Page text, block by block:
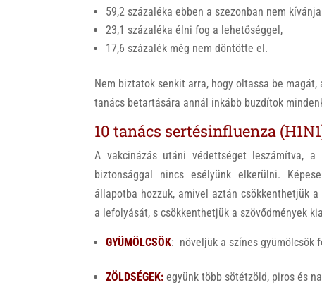
59,2 százaléka ebben a szezonban nem
23,1 százaléka élni fog a lehetőséggel,
17,6 százalék még nem döntötte el.
Nem biztatok senkit arra, hogy oltassa be
tanács betartására annál inkább buzdítok
10 tanács sertésinfluenza
A vakcinázás utáni védettséget leszámítva,
biztonsággal nincs esélyünk elkerülni.
állapotba hozzuk, amivel aztán csökkenthetjük
a lefolyását, s csökkenthetjük a szövődmények
GYÜMÖLCSÖK: növeljük a színes gyümölcsök
ZÖLDSÉGEK: együnk több sötétzöld, piros és